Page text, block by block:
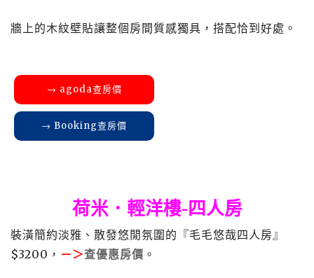
牆上的木紋壁貼讓整個房間質感獨具，搭配恰到好處。
→ agoda查房價
→ Booking查房價
荷米．輕洋樓-四人房
裝潢簡約淡雅、散發悠閒氛圍的『毛毛悠哉四人房』
$3200， －＞查優惠房價 。